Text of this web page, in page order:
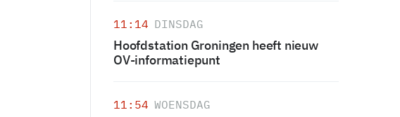
11:14 DINSDAG
Hoofdstation Groningen heeft nieuw
OV-informatiepunt
11:54 WOENSDAG